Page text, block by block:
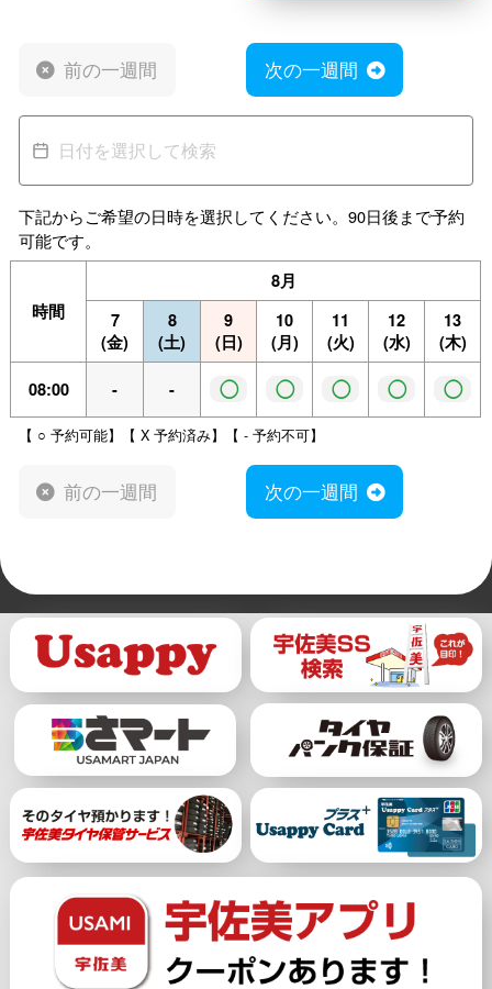
前の一週間 次の一週間
下記からご希望の日時を選択してください。90日後まで予約
可能です。
時間
8月
7
(金)
8
(土)
9
(日)
10
(月)
11
(火)
12
(水)
13
(木)
08:00 - - ◯ ◯ ◯ ◯ ◯
【 ○ 予約可能】【 X 予約済み】【 - 予約不可】
前の一週間 次の一週間